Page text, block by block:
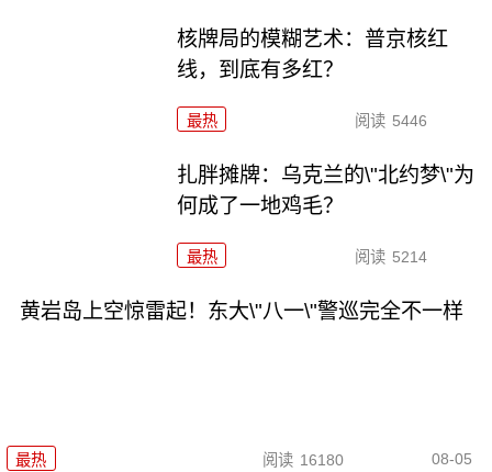
核牌局的模糊艺术：普京核红
线，到底有多红？
最热 阅读 5446
扎胖摊牌：乌克兰的\"北约梦\"为
何成了一地鸡毛？
最热 阅读 5214
黄岩岛上空惊雷起！东大\"八一\"警巡完全不一样
最热 阅读 16180 08-05